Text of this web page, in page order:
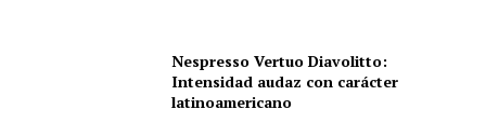
Nespresso Vertuo Diavolitto:
Intensidad audaz con carácter
latinoamericano